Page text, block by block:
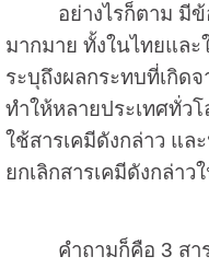
อย่างไรก็ตาม มี
มากมาย ทั้งในไทยแล
ระบุถึงผลกระทบที่เกิด
ทำให้หลายประเทศทั่ว
ใช้สารเคมีดังกล่าว แล
ยกเลิกสารเคมีดังกล่าว
คำถามก็คือ 3 สา